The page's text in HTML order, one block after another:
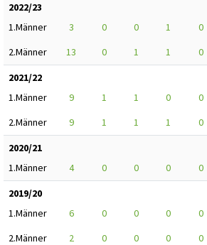
2022/23
1.Männer
3 0 0 1 0
2.Männer
13 0 1 1 0
2021/22
1.Männer
9 1 1 0 0
2.Männer
9 1 1 1 0
2020/21
1.Männer
4 0 0 0 0
2019/20
1.Männer
6 0 0 0 0
2.Männer
2 0 0 0 0